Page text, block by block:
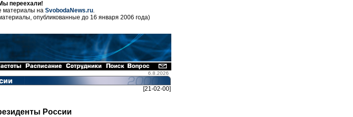
переехали!
материалы на SvobodaNews.ru.
опубликованные до 16 января 2006 года)
6.8.2026
[21-02-00]
России